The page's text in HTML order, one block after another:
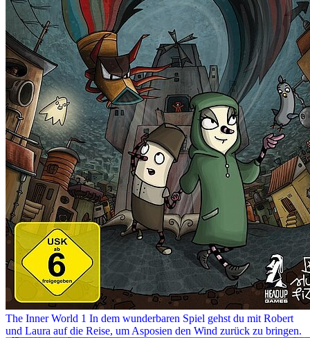
The Inner World 1 In dem wunderbaren Spiel gehst du mit Robert
und Laura auf die Reise, um Asposien den Wind zurück zu bringen.